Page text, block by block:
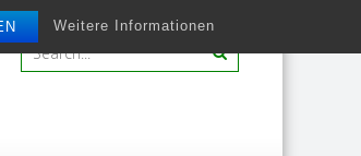
Weitere Informationen